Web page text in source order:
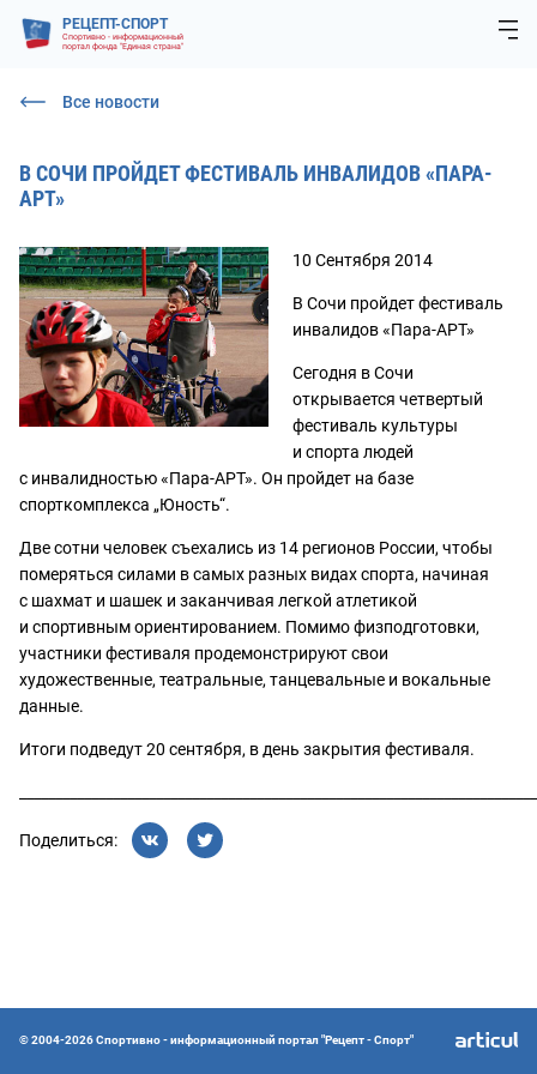
РЕЦЕПТ-СПОРТ
Спортивно - информационный
портал фонда "Единая страна"
Все новости
В СОЧИ ПРОЙДЕТ ФЕСТИВАЛЬ ИНВАЛИДОВ «ПАРА-
АРТ»
10 Сентября 2014
В Сочи пройдет фестиваль
инвалидов «Пара-АРТ»
Сегодня в Сочи
открывается четвертый
фестиваль культуры
и спорта людей
с инвалидностью«Пара-АРТ». Он пройдет на базе
спорткомплекса „Юность“.
Две сотни человек съехались из 14 регионов России, чтобы
померяться силами в самых разных видах спорта, начиная
с шахмат и шашек и заканчивая легкой атлетикой
и спортивным ориентированием. Помимо физподготовки,
участники фестиваля продемонстрируют свои
художественные, театральные, танцевальные и вокальные
данные.
Итоги подведут 20 сентября, в день закрытия фестиваля.
Поделиться:
© 2004-2026 Спортивно - информационный портал "Рецепт - Спорт"